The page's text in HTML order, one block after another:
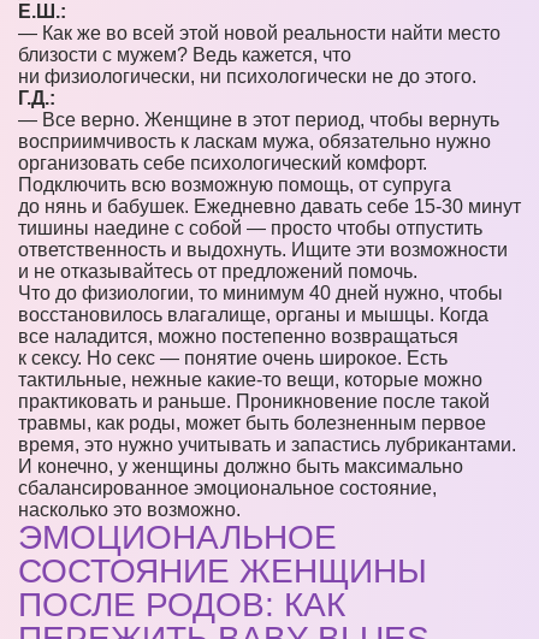
Е.Ш.:
— Как же во всей этой новой реальности найти место
близости с мужем? Ведь кажется, что
ни физиологически, ни психологически не до этого.
Г.Д.:
— Все верно. Женщине в этот период, чтобы вернуть
восприимчивость к ласкам мужа, обязательно нужно
организовать себе психологический комфорт.
Подключить всю возможную помощь, от супруга
до нянь и бабушек. Ежедневно давать себе 15-30 минут
тишины наедине с собой — просто чтобы отпустить
ответственность и выдохнуть. Ищите эти возможности
и не отказывайтесь от предложений помочь.
Что до физиологии, то минимум 40 дней нужно, чтобы
восстановилось влагалище, органы и мышцы. Когда
все наладится, можно постепенно возвращаться
к сексу. Но секс — понятие очень широкое. Есть
тактильные, нежные какие-то вещи, которые можно
практиковать и раньше. Проникновение после такой
травмы, как роды, может быть болезненным первое
время, это нужно учитывать и запастись лубрикантами.
И конечно, у женщины должно быть максимально
сбалансированное эмоциональное состояние,
насколько это возможно.
ЭМОЦИОНАЛЬНОЕ
СОСТОЯНИЕ ЖЕНЩИНЫ
ПОСЛЕ РОДОВ: КАК